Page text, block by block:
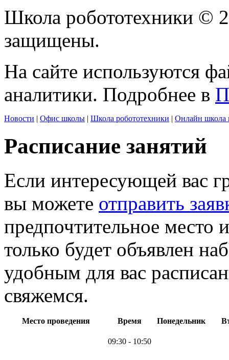
Школа робототехники ©
защищены.
На сайте используются
аналитики. Подробнее в
Новости | Офис школы | Школа робототехники | Онлайн школа
Расписание занятий
Если интересующей вас
вы можете отправить
предпочтительное место
только будет объявлен
удобным для вас
свяжемся.
Место проведения Время Понедельник
09:30 - 10:50